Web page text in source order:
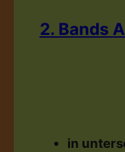
2. Bands
in